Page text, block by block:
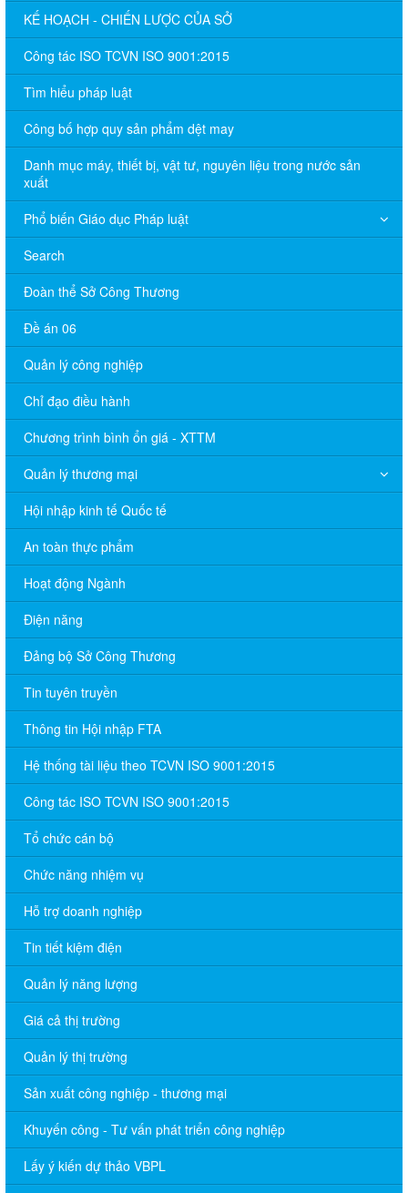
KẾ HOẠCH - CHIẾN LƯỢC CỦA SỞ
Công tác ISO TCVN ISO 9001:2015
Tìm hiểu pháp luật
Công bố hợp quy sản phẩm dệt may
Danh mục máy, thiết bị, vật tư, nguyên liệu trong nước sản
xuất
Phổ biến Giáo dục Pháp luật
Search
Đoàn thể Sở Công Thương
Đề án 06
Quản lý công nghiệp
Chỉ đạo điều hành
Chương trình bình ổn giá - XTTM
Quản lý thương mại
Hội nhập kinh tế Quốc tế
An toàn thực phẩm
Hoạt động Ngành
Điện năng
Đảng bộ Sở Công Thương
Tin tuyên truyền
Thông tin Hội nhập FTA
Hệ thống tài liệu theo TCVN ISO 9001:2015
Công tác ISO TCVN ISO 9001:2015
Tổ chức cán bộ
Chức năng nhiệm vụ
Hỗ trợ doanh nghiệp
Tin tiết kiệm điện
Quản lý năng lượng
Giá cả thị trường
Quản lý thị trường
Sản xuất công nghiệp - thương mại
Khuyến công - Tư vấn phát triển công nghiệp
Lấy ý kiến dự thảo VBPL